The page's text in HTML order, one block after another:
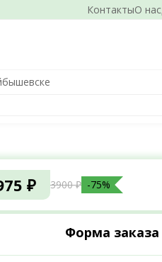
КонтактыО нас
₽ 3900 ₽ -75%
Форма заказа